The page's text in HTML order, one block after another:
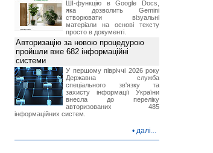
ШІ-функцію в Google Docs,
яка дозволить Gemini
створювати візуальні
матеріали на основі тексту
просто в документі.
Авторизацію за новою процедурою
пройшли вже 682 інформаційні
системи
У першому півріччі 2026 року
Державна служба
спеціального зв'язку та
захисту інформації України
внесла до переліку
авторизованих 485
інформаційних систем.
• далі...